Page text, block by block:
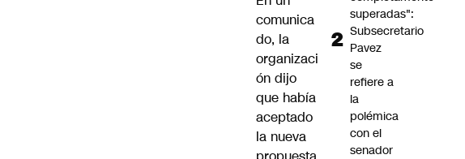
comunica
do, la
organizaci
ón dijo
que había
aceptado
la nueva
superadas":
Subsecretario
Pavez
se
refiere a
la
polémica
con el
senador